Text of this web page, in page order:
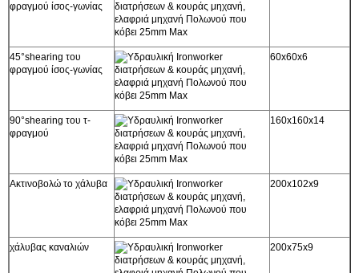
φραγμού ίσος-γωνίας
45°shearing του
φραγμού ίσος-γωνίας
60x60x6
90°shearing του τ-
φραγμού
160x160x14
Ακτινοβολώ το χάλυβα 200x102x9
χάλυβας καναλιών 200x75x9